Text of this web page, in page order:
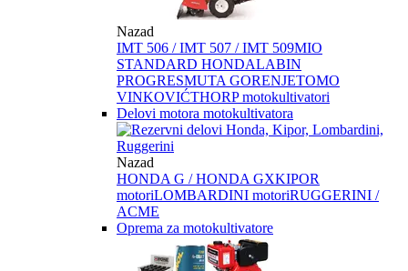
Nazad
IMT 506 / IMT 507 / IMT 509MIO
STANDARD HONDALABIN
PROGRESMUTA GORENJETOMO
VINKOVIĆTHORP motokultivatori
Delovi motora motokultivatora
Nazad
HONDA G / HONDA GXKIPOR
motoriLOMBARDINI motoriRUGGERINI /
ACME
Oprema za motokultivatore